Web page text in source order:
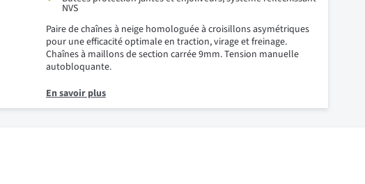
NVS
Paire de chaînes à neige homologuée à croisillons asymétriques
pour une efficacité optimale en traction, virage et freinage.
Chaînes à maillons de section carrée 9mm. Tension manuelle
autobloquante.
En savoir plus